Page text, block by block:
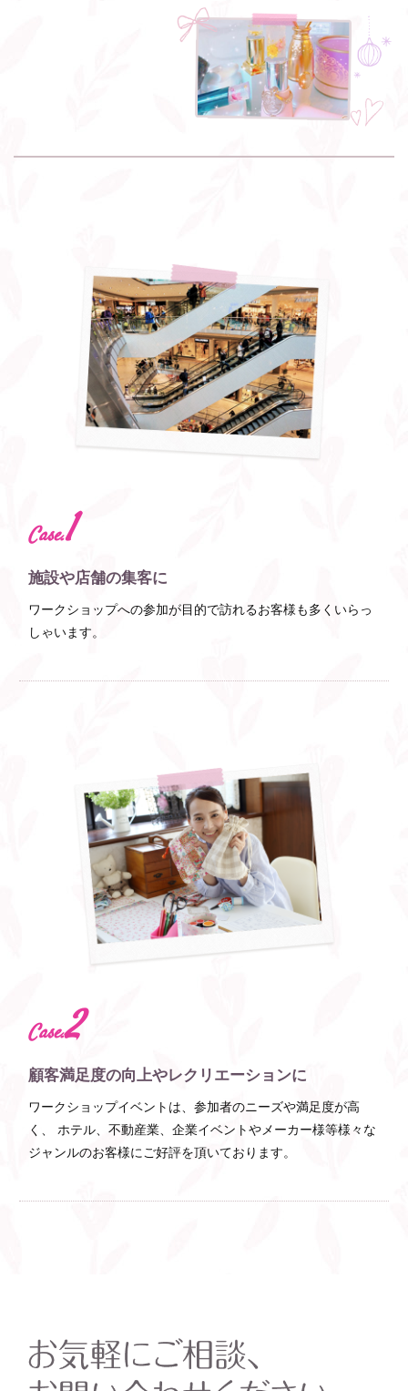
Case.1
施設や店舗の集客に
ワークショップへの参加が目的で訪れるお客様も多くいらっ
しゃいます。
Case.2
顧客満足度の向上やレクリエーションに
ワークショップイベントは、参加者のニーズや満足度が高
く、 ホテル、不動産業、企業イベントやメーカー様等様々な
ジャンルのお客様にご好評を頂いております。